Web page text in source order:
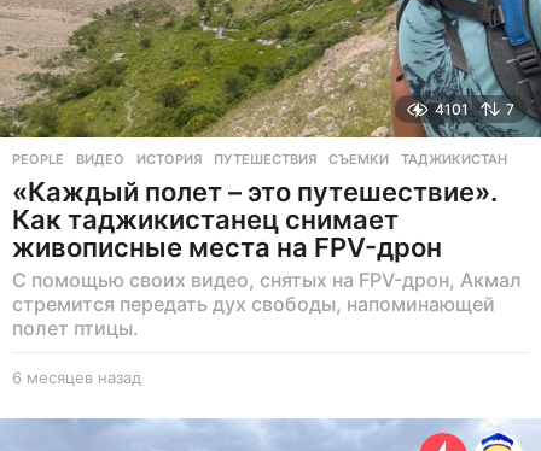
4101 7
PEOPLE ВИДЕО ,ИСТОРИЯ ,ПУТЕШЕСТВИЯ ,СЪЕМКИ ,ТАДЖИКИСТАН
«Каждый полет – это путешествие».
Как таджикистанец снимает
живописные места на FPV-дрон
С помощью своих видео, снятых на FPV-дрон, Акмал
стремится передать дух свободы, напоминающей
полет птицы.
6 месяцев назад
е